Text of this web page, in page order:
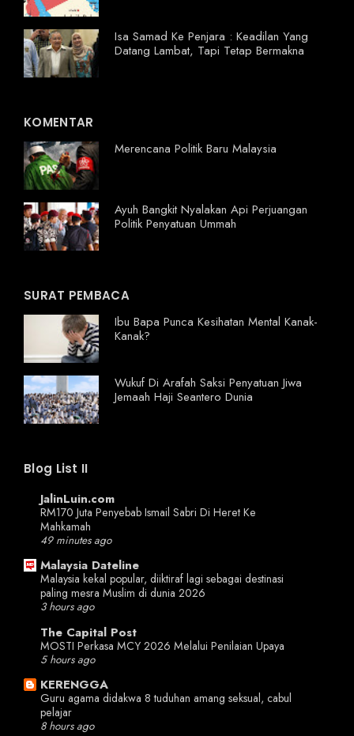
Isa Samad Ke Penjara : Keadilan Yang
Datang Lambat, Tapi Tetap Bermakna
KOMENTAR
Merencana Politik Baru Malaysia
Ayuh Bangkit Nyalakan Api Perjuangan
Politik Penyatuan Ummah
SURAT PEMBACA
Ibu Bapa Punca Kesihatan Mental Kanak-
Kanak?
Wukuf Di Arafah Saksi Penyatuan Jiwa
Jemaah Haji Seantero Dunia
Blog List II
JalinLuin.com
RM170 Juta Penyebab Ismail Sabri Di Heret Ke
Mahkamah
49 minutes ago
Malaysia Dateline
Malaysia kekal popular, diiktiraf lagi sebagai destinasi
paling mesra Muslim di dunia 2026
3 hours ago
The Capital Post
MOSTI Perkasa MCY 2026 Melalui Penilaian Upaya
5 hours ago
KERENGGA
Guru agama didakwa 8 tuduhan amang seksual, cabul
pelajar
8 hours ago